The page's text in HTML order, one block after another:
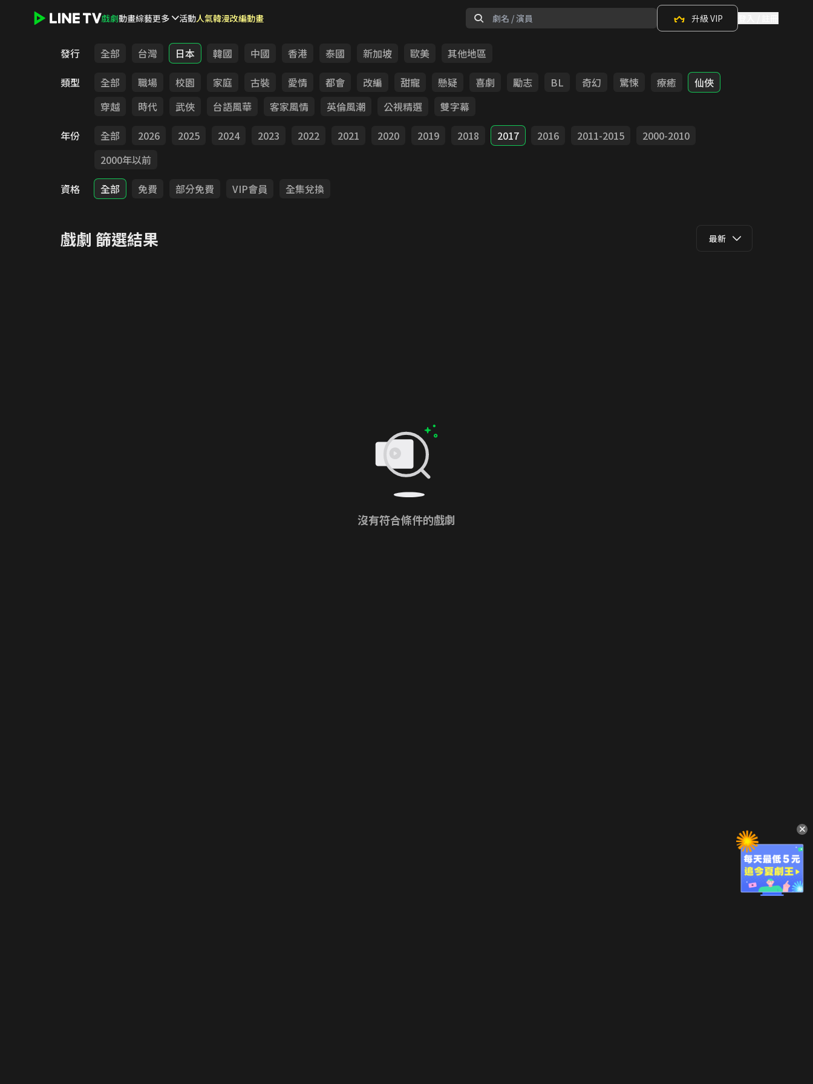
戲劇動畫綜藝更多 活動人氣韓漫改編動畫 升級 VIP
發行 全部 台灣 日本 韓國 中國 香港 泰國 新加坡 歐美
其他地區
類型
全部 職場 校園 家庭 古裝 愛情 都會 改編 甜寵 懸疑 喜劇 勵志 BL 奇幻 驚悚 療癒
仙俠
穿越
時代 武俠 台語風華 客家風情 英倫風潮 公視精選
雙字幕
年份
全部 2026 2025 2024 2023 2022 2021 2020 2019 2018 2017 2016 2011-2015
2000-2010
2000年以前
資格
全部 免費 部分免費 VIP會員 全集兌換
戲劇 篩選結果 最新
沒有符合條件的戲劇